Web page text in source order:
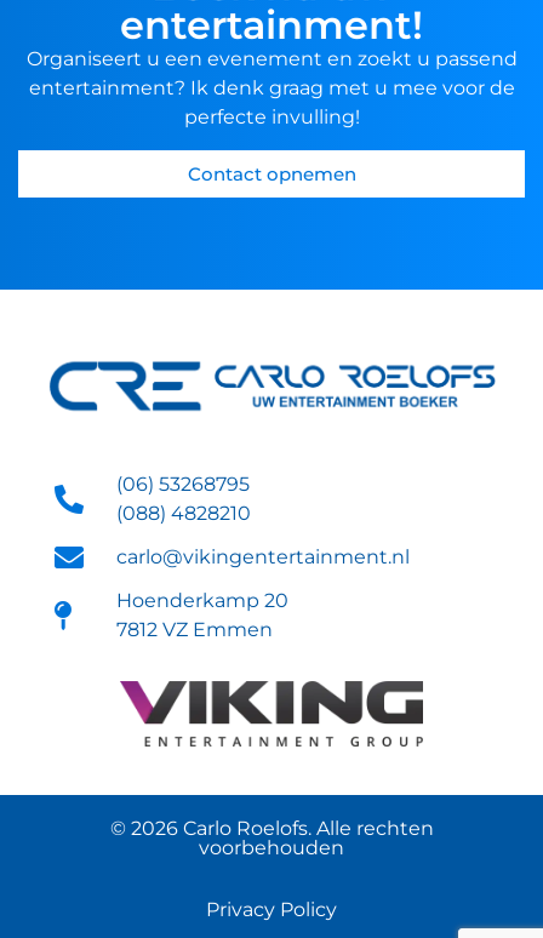
entertainment!
Organiseert u een evenement en zoekt u passend
entertainment? Ik denk graag met u mee voor de
perfecte invulling!
Contact opnemen
(06) 53268795
(088) 4828210
carlo@vikingentertainment.nl
Hoenderkamp 20
7812 VZ Emmen
© 2026 Carlo Roelofs. Alle rechten
voorbehouden
Privacy Policy